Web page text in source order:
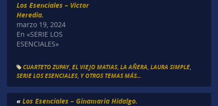
Los Esenciales – Victor
Heredia.
marzo 19, 2024
En «SERIE LOS
ESENCIALES»
CUARTETO ZUPAY, EL VIEJO MATIAS, LA AÑERA LAURA SIMPLE,
SERIE LOS ESENCIALES, Y OTROS TEMAS MÁS...
« Los Esenciales – Ginamaria Hidalgo.